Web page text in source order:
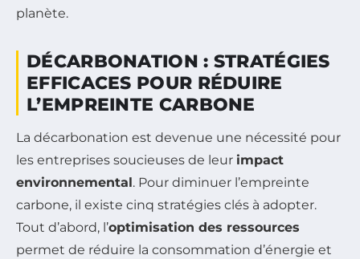
planète.
DÉCARBONATION : STRATÉGIES
EFFICACES POUR RÉDUIRE
L’EMPREINTE CARBONE
La décarbonation est devenue une nécessité pour
les entreprises soucieuses de leur impact
environnemental . Pour diminuer l’empreinte
carbone, il existe cinq stratégies clés à adopter.
Tout d’abord, l’optimisation des ressources
permet de réduire la consommation d’énergie et